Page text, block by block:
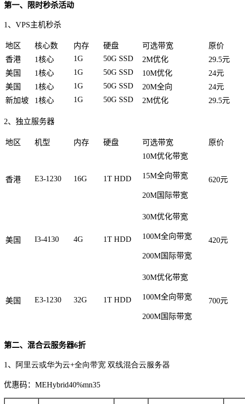
第一、限时秒杀活动
1、VPS主机秒杀
地区 核心数 内存 硬盘 可选带宽 原价
香港
1核心 1G 50G SSD 2M优化 29.5元
美国
1核心 1G 50G SSD 10M优化 24元
美国
1核心 1G 50G SSD 20M全向 24元
新加坡
1核心 1G 50G SSD 2M优化 29.5元
2、独立服务器
地区 机型 内存 硬盘 可选带宽 原价
香港 E3-1230 16G 1T HDD
10M优化带宽
15M全向带宽
20M国际带宽
620元
美国 I3-4130 4G 1T HDD
30M优化带宽
100M全向带宽
200M国际带宽
420元
美国 E3-1230 32G 1T HDD
30M优化带宽
100M全向带宽
200M国际带宽
700元
第二、混合云服务器6折
1、 阿里云或华为云+全向带宽 双线混合云服务器
优惠码： MEHybrid40%mn35